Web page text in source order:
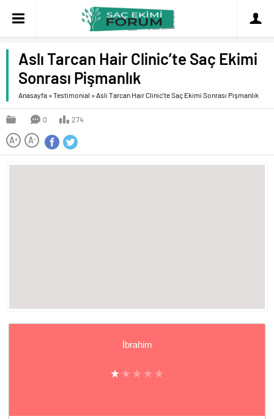
Aslı Tarcan Hair Clinic’te Saç Ekimi
Sonrası Pişmanlık
Anasayfa »Testimonial »Aslı Tarcan Hair Clinic’te Saç Ekimi Sonrası Pişmanlık
0 274
A+ A-
İbrahim